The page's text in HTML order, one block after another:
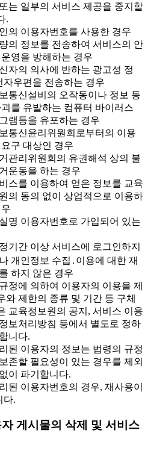
는 일부의 서비스 제공을 중지할
.
의 이용자번호를 사용한 경우
의 정보를 전송하여 서비스의 안
영을 방해하는 경우
자의 의사에 반하는 광고성 정
자우편을 전송하는 경우
통신설비의 오작동이나 정보 등
를 유발하는 컴퓨터 바이러스
램등을 유포하는 경우
통신윤리위원회로부터의 이용
구 대상인 경우
관리위원회의 유권해석 상의 불
운동을 하는 경우
스를 이용하여 얻은 정보를 교육
의 동의 없이 상업적으로 이용하
명 이용자번호로 가입되어 있는
기간 이상 서비스에 로그인하지
개인정보 수집․이용에 대한 재
하지 않은 경우
정에 의하여 이용자의 이용을 제
와 제한의 종류 및 기간 등 구체
교육정보원의 공지, 서비스 이용
보처리방침 등에서 별도로 정하
니다.
된 이용자의 정보는 법령의 규정
존할 필요성이 있는 경우를 제외
이 파기합니다.
된 이용자번호의 경우, 재사용이
다.
게시물의 삭제 및 서비스